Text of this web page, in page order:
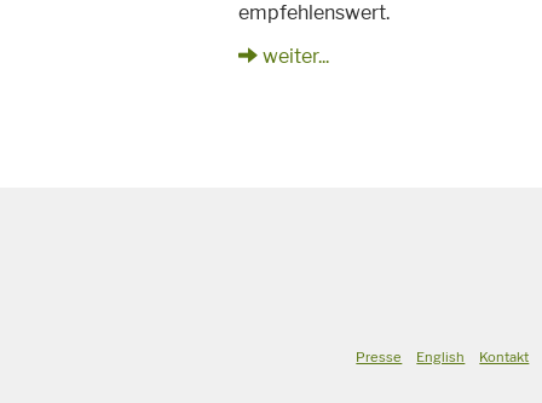
empfehlenswert.
weiter...
Presse English Kontakt